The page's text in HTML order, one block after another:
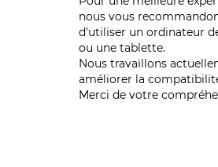
nous vous
d'utiliser un ordinateur
ou une tablette.
Nous travaillons
améliorer la
Merci de votre